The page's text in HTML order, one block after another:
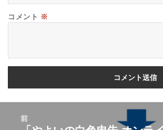
コメント ※
前